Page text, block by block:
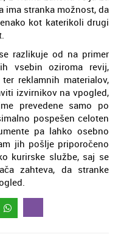
ima stranka možnost, da
kot katerikoli drugi
razlikuje od na primer
vsebin oziroma revij,
reklamnih materialov,
izvirnikov na vpogled,
prevedene samo po
pospešen celoten
pa lahko osebno
jih pošlje priporočeno
kurirske službe, saj se
zahteva, da stranke